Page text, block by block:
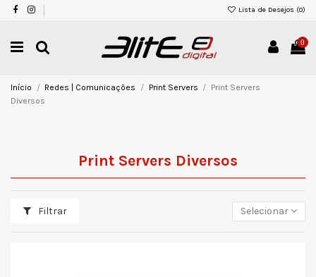
Lista de Desejos (0)
0
Início Redes | Comunicações Print Servers
Print Servers
Diversos
Print Servers Diversos
Filtrar Selecionar